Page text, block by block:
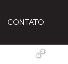
CONTATO